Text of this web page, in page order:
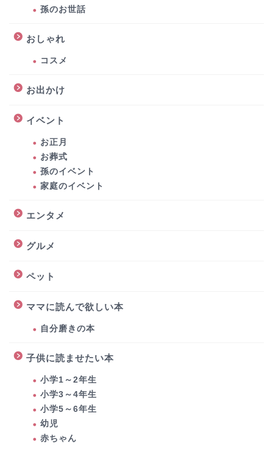
孫のお世話
おしゃれ
コスメ
お出かけ
イベント
お正月
お葬式
孫のイベント
家庭のイベント
エンタメ
グルメ
ペット
ママに読んで欲しい本
自分磨きの本
子供に読ませたい本
小学1～2年生
小学3～4年生
小学5～6年生
幼児
赤ちゃん